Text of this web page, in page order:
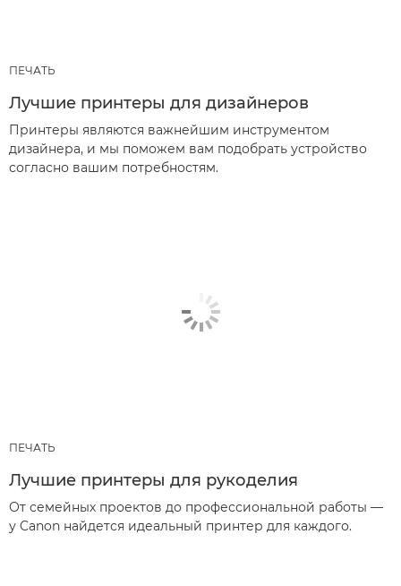
ПЕЧАТЬ
Лучшие принтеры для дизайнеров
Принтеры являются важнейшим инструментом
дизайнера, и мы поможем вам подобрать устройство
согласно вашим потребностям.
ПЕЧАТЬ
Лучшие принтеры для рукоделия
От семейных проектов до профессиональной работы —
у Canon найдется идеальный принтер для каждого.